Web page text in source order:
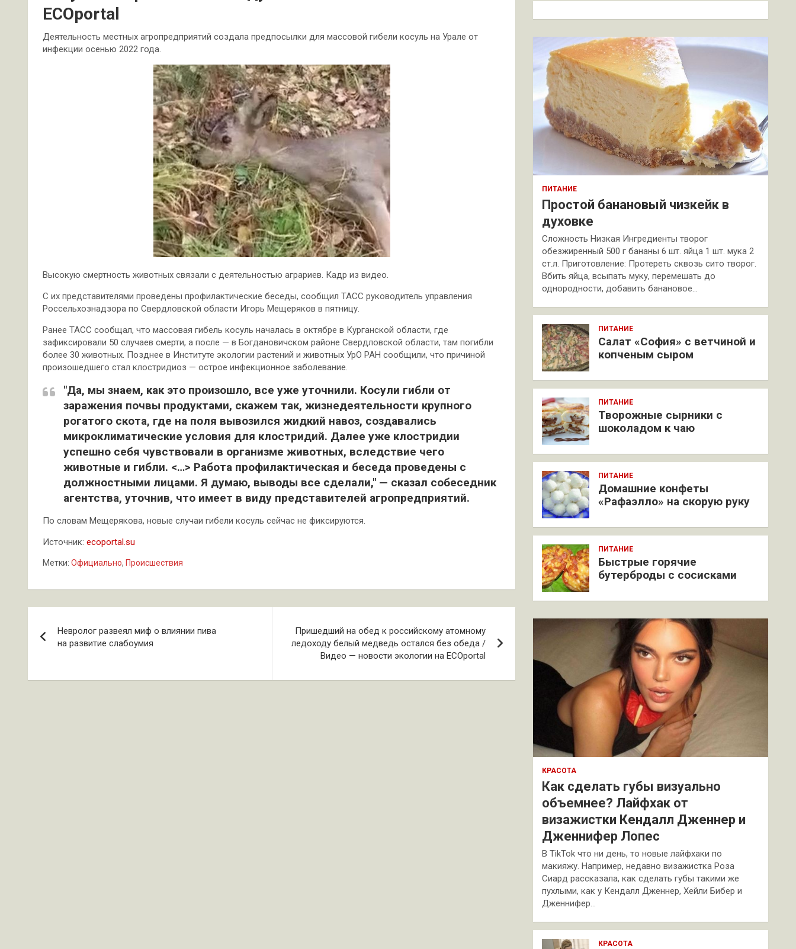
ECOportal
Деятельность местных агропредприятий создала предпосылки для массовой гибели косуль на Урале от
инфекции осенью 2022 года.
Высокую смертность животных связали с деятельностью аграриев. Кадр из видео.
С их представителями проведены профилактические беседы, сообщил ТАСС руководитель управления
Россельхознадзора по Свердловской области Игорь Мещеряков в пятницу.
Ранее ТАСС сообщал, что массовая гибель косуль началась в октябре в Курганской области, где
зафиксировали 50 случаев смерти, а после — в Богдановичском районе Свердловской области, там погибли
более 30 животных. Позднее в Институте экологии растений и животных УрО РАН сообщили, что причиной
произошедшего стал клостридиоз — острое инфекционное заболевание.
"Да, мы знаем, как это произошло, все уже уточнили. Косули гибли от
заражения почвы продуктами, скажем так, жизнедеятельности крупного
рогатого скота, где на поля вывозился жидкий навоз, создавались
микроклиматические условия для клостридий. Далее уже клостридии
успешно себя чувствовали в организме животных, вследствие чего
животные и гибли. <…> Работа профилактическая и беседа проведены с
должностными лицами. Я думаю, выводы все сделали," — сказал собеседник
агентства, уточнив, что имеет в виду представителей агропредприятий.
По словам Мещерякова, новые случаи гибели косуль сейчас не фиксируются.
Источник: ecoportal.su
Метки: Официально, Происшествия
по
Невролог развеял миф о влиянии пива
на развитие слабоумия
Пришедший на обед к российскому атомному
ледоходу белый медведь остался без обеда /
Видео — новости экологии на ECOportal
к
ПИТАНИЕ
Простой банановый чизкейк в
духовке
Сложность Низкая Ингредиенты творог
обезжиренный 500 г бананы 6 шт. яйца 1 шт. мука 2
ст.л. Приготовление: Протереть сквозь сито творог.
Вбить яйца, всыпать муку, перемешать до
однородности, добавить банановое…
ПИТАНИЕ
Салат «София» с ветчиной и
копченым сыром
ПИТАНИЕ
Творожные сырники с
шоколадом к чаю
ПИТАНИЕ
Домашние конфеты
«Рафаэлло» на скорую руку
ПИТАНИЕ
Быстрые горячие
бутерброды с сосисками
КРАСОТА
Как сделать губы визуально
объемнее? Лайфхак от
визажистки Кендалл Дженнер и
Дженнифер Лопес
В TikTok что ни день, то новые лайфхаки по
макияжу. Например, недавно визажистка Роза
Сиард рассказала, как сделать губы такими же
пухлыми, как у Кендалл Дженнер, Хейли Бибер и
Дженнифер…
КРАСОТА